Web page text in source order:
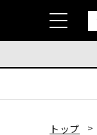
トップ